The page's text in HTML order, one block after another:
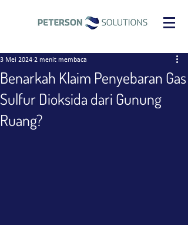
Benarkah Klaim Penyebaran Gas
Sulfur Dioksida dari Gunung
Ruang?
3 Mei 2024 2 menit membaca